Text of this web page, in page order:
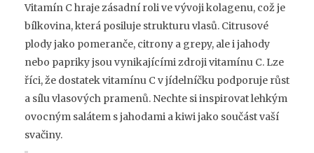
Vitamín C hraje zásadní roli ve vývoji kolagenu, což je
bílkovina, která posiluje strukturu vlasů. Citrusové
plody jako pomeranče, citrony a grepy, ale i jahody
nebo papriky jsou vynikajícími zdroji vitamínu C. Lze
říci, že dostatek vitamínu C v jídelníčku podporuje růst
a sílu vlasových pramenů. Nechte si inspirovat lehkým
ovocným salátem s jahodami a kiwi jako součást vaší
svačiny.